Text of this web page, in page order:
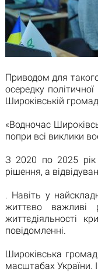
Приводом для
осередку
Широківській
«Водночас
попри всі виклики
З 2020 по 2025 рік
рішення, а
. Навіть у
життєво важливі
життєдіяльності
повідомленні.
Широківська
масштабах України.